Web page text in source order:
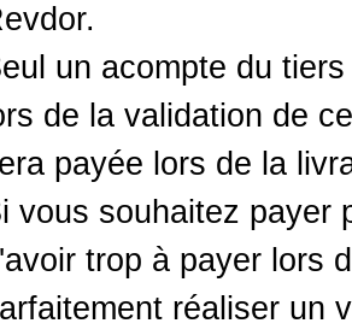
un acompte du
de la validation de
payée lors de la
vous souhaitez payer
trop à payer lors
réaliser un